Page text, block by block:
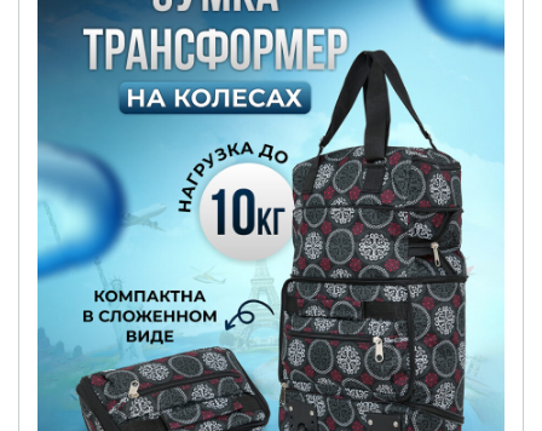
Сумки спортивные
Сумки деловые
Сумки поясные
Сумки пляжные
Сумки для ноутбуков
Сумки-тележки хозяйственные
Сумки-рюкзаки на колёсах
Сумки детские
Рюкзаки
Рюкзаки городские